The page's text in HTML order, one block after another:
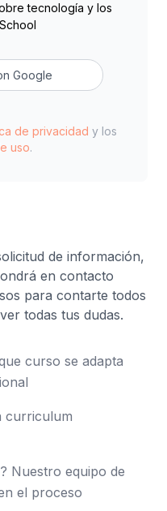
de información,
en contacto
para contarte todos
todas tus dudas.
curso se adapta
curriculum
Nuestro equipo de
el proceso
tecnología y los
Google
de privacidad y los
uso.